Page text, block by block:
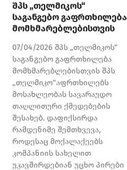
შპს „თელმიკოს“
საგანგებო გაფრთხილება
მომხმარებლებისთვის
07/04/2026 შპს „თელმიკოს“
საგანგებო გაფრთხილება
მომხმარებლებისთვის შპს
„თელმიკო“აფრთხილებს
მოსახლეობას სავარაუდო
თაღლითური ქმედებების
შესახებ. დაფიქსირდა
რამდენიმე შემთხვევა,
როდესაც მოქალაქეებს
კომპანიის სახელით
უკავშირდებიან უცხო პირები